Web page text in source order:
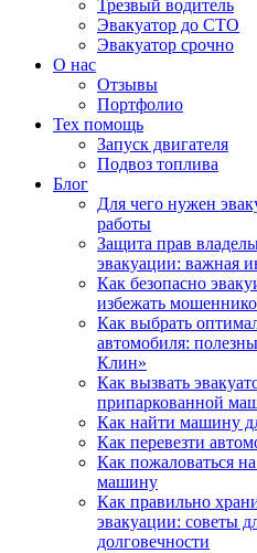
Трезвый водитель
Эвакуатор до СТО
Эвакуатор срочно
О нас
Отзывы
Портфолио
Тех помощь
Запуск двигателя
Подвоз топлива
Блог
Для чего нужен
работы
Защита прав
эвакуации: важная
Как безопасно
избежать
Как выбрать
автомобиля:
Клин»
Как вызвать
припаркованной
Как найти машину
Как перевезти
Как пожаловаться
машину
Как правильно
эвакуации: советы
долговечности